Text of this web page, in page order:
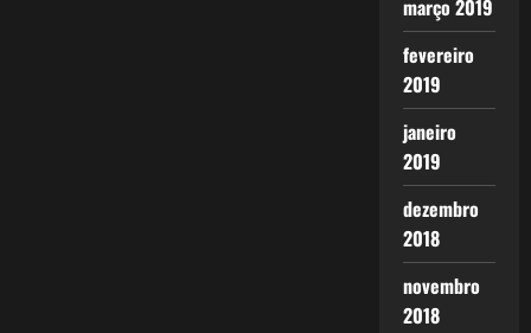
março 2019
fevereiro
2019
janeiro
2019
dezembro
2018
novembro
2018